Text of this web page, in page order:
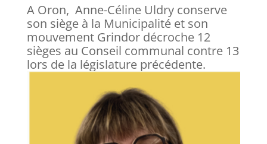
A Oron, Anne-Céline Uldry conserve
son siège à la Municipalité et son
mouvement Grindor décroche 12
sièges au Conseil communal contre 13
lors de la législature précédente.